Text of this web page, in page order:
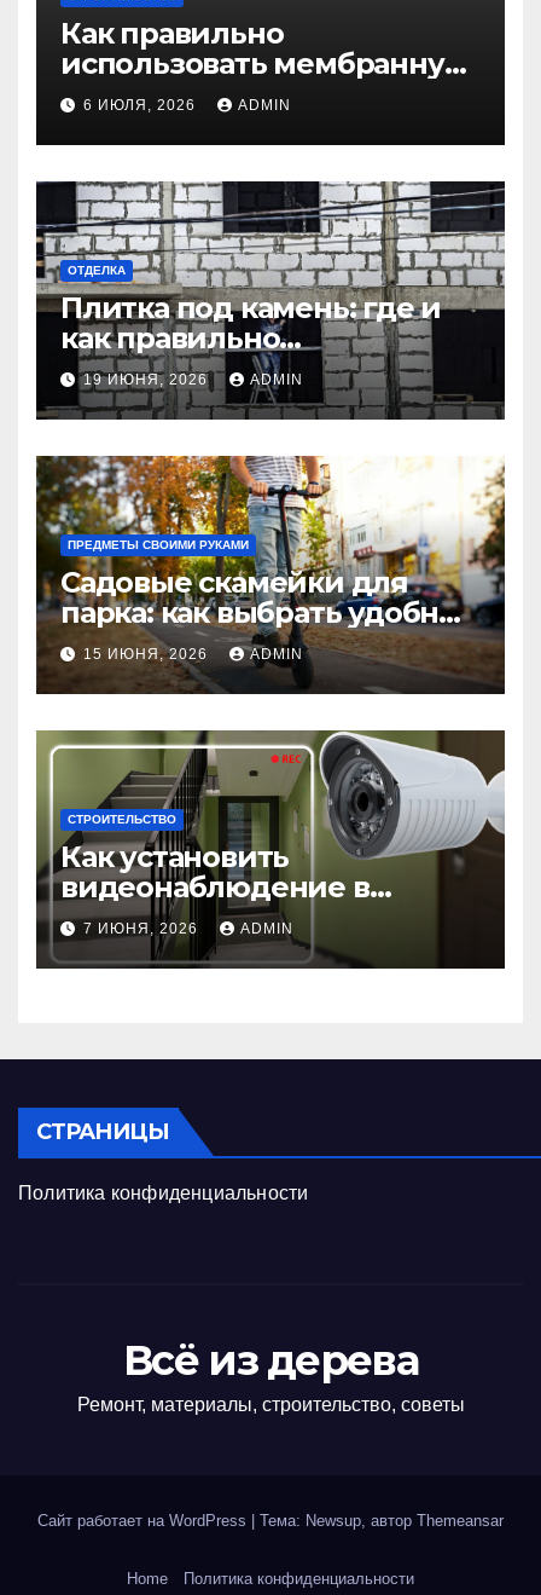
Как правильно
использовать мембранную
плёнку для
гидроизоляции крыши
дома
6 ИЮЛЯ, 2026 ADMIN
ОТДЕЛКА
Плитка под камень: где и
как правильно
использовать в интерьере
комнаты?
19 ИЮНЯ, 2026 ADMIN
ПРЕДМЕТЫ СВОИМИ РУКАМИ
Садовые скамейки для
парка: как выбрать удобные
и долговечные модели
Madmetal.ru
15 ИЮНЯ, 2026 ADMIN
СТРОИТЕЛЬСТВО
Как установить
видеонаблюдение в
подъезде: пошаговая
инструкция и советы
7 ИЮНЯ, 2026 ADMIN
СТРАНИЦЫ
Политика конфиденциальности
Всё из дерева
Ремонт, материалы, строительство, советы
Сайт работает на WordPress Тема: Newsup, автор Themeansar
Home Политика конфиденциальности